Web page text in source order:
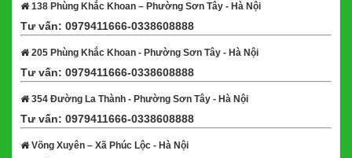
138 Phùng Khắc Khoan – Phường Sơn Tây - Hà Nội
Tư vấn: 0979411666-0338608888
205 Phùng Khắc Khoan - Phường Sơn Tây - Hà Nội
Tư vấn: 0979411666-0338608888
354 Đường La Thành - Phường Sơn Tây - Hà Nội
Tư vấn: 0979411666-0338608888
Võng Xuyên – Xã Phúc Lộc - Hà Nội